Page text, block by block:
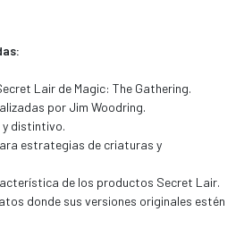
Lair de Magic: The Gathering.
por Jim Woodring.
distintivo.
estrategias de criaturas y
de los productos Secret Lair.
donde sus versiones originales estén